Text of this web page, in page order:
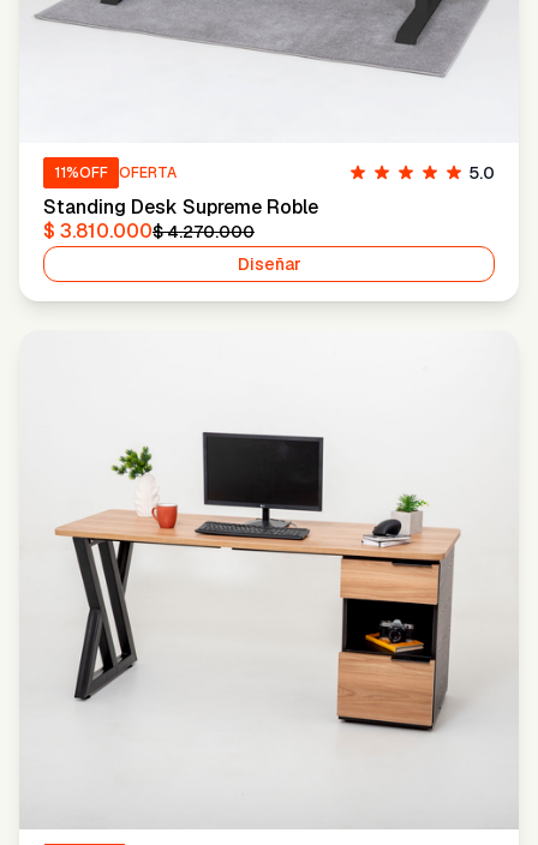
11%OFF OFERTA 5.0
Standing Desk Supreme Roble
$ 3.810.000$ 4.270.000
Diseñar